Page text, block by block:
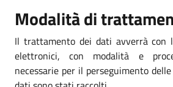
Modalità di
Il trattamento dei dati avverrà con
elettronici, con modalità e
necessarie per il perseguimento